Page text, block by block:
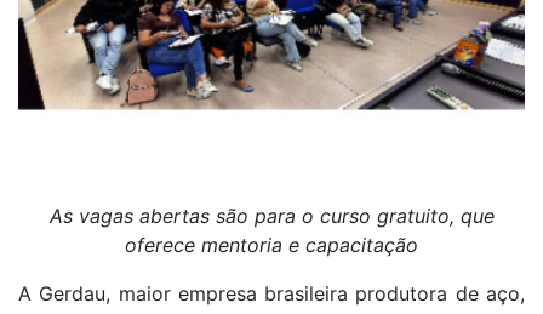
As vagas abertas são para o curso gratuito, que
oferece mentoria e capacitação
A Gerdau, maior empresa brasileira produtora de aço,